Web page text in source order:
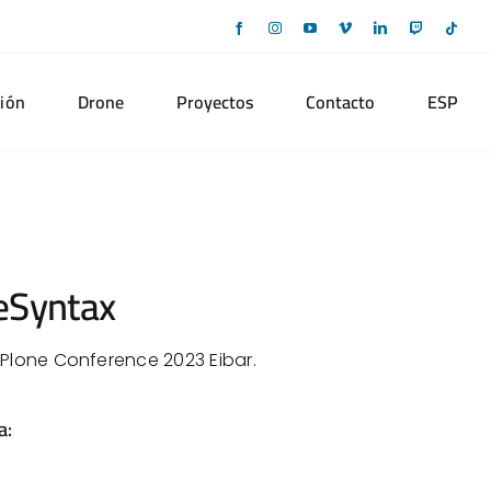
FacebookInstagramYouTubeVimeoLinkedInTwitch
Drone Proyectos Contacto ESP
Conference 2023 Eibar.